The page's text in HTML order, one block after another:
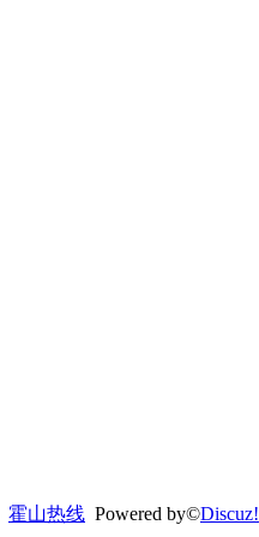
霍山热线 Powered by©Discuz!